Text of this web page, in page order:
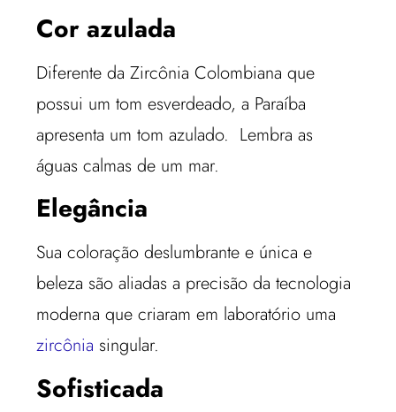
Cor azulada
Diferente da Zircônia Colombiana que
possui um tom esverdeado, a Paraíba
apresenta um tom azulado. Lembra as
águas calmas de um mar.
Elegância
Sua coloração deslumbrante e única e
beleza são aliadas a precisão da tecnologia
moderna que criaram em laboratório uma
zircônia singular.
Sofisticada